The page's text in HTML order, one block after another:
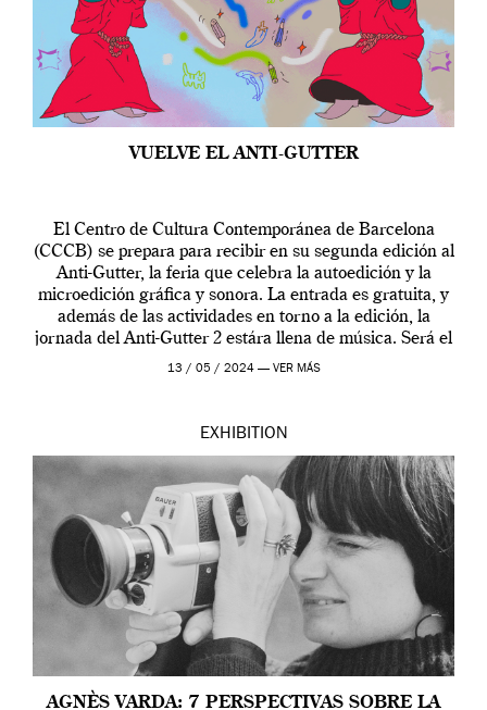
VUELVE EL ANTI-GUTTER
El Centro de Cultura Contemporánea de Barcelona
(CCCB) se prepara para recibir en su segunda edición al
Anti-Gutter, la feria que celebra la autoedición y la
microedición gráfica y sonora. La entrada es gratuita, y
además de las actividades en torno a la edición, la
jornada del Anti-Gutter 2 estára llena de música. Será el
[…]
13 / 05 / 2024 — VER MÁS
EXHIBITION
AGNÈS VARDA: 7 PERSPECTIVAS SOBRE LA